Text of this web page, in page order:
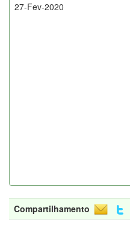
27-Fev-2020
Compartilhamento